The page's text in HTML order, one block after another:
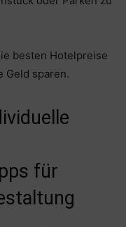
besten Hotelpreise
Geld sparen.
für